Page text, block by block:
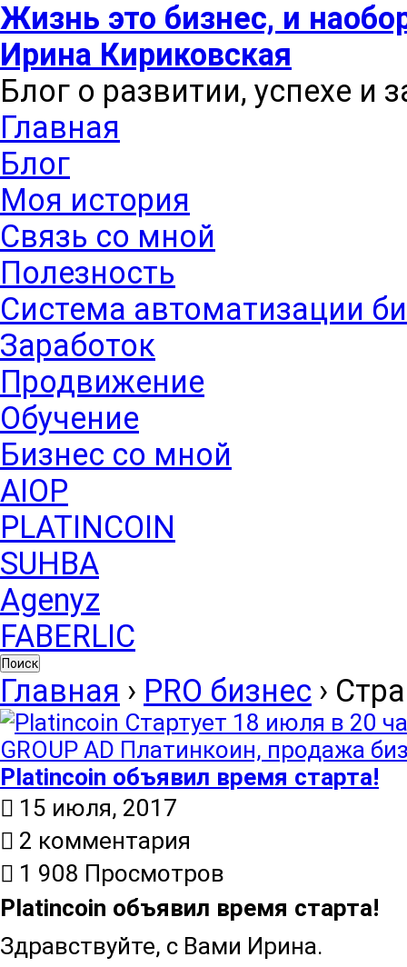
Жизнь это бизнес, и
Ирина Кириковская
Блог о развитии, успехе и
Главная
Блог
Моя история
Связь со мной
Полезность
Система автоматизации
Заработок
Продвижение
Обучение
Бизнес со мной
AIOP
PLATINCOIN
SUHBA
Agenyz
FABERLIC
Поиск
Главная › PRO бизнес ›
Platincoin объявил время старта!
15 июля, 2017
2 комментария
1 908 Просмотров
Platincoin объявил время старта!
Здравствуйте, с Вами Ирина.